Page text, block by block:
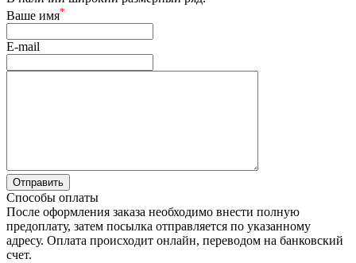
Ваше имя*
E-mail
Способы оплаты
После оформления заказа необходимо внести полную
предоплату, затем посылка отправляется по указанному
адресу. Оплата происходит онлайн, переводом на банковский
счет.